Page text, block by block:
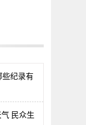
些纪录有
民众生